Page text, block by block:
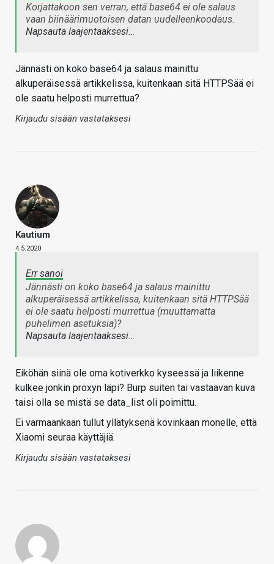
Korjattakoon sen verran, että base64 ei ole salaus
vaan biinäärimuotoisen datan uudelleenkoodaus.
Napsauta laajentaaksesi…
Jännästi on koko base64 ja salaus mainittu
alkuperäisessä artikkelissa, kuitenkaan sitä HTTPSää ei
ole saatu helposti murrettua?
Kirjaudu sisään vastataksesi
Kautium
4.5.2020
Err sanoi
Jännästi on koko base64 ja salaus mainittu
alkuperäisessä artikkelissa, kuitenkaan sitä HTTPSää
ei ole saatu helposti murrettua (muuttamatta
puhelimen asetuksia)?
Napsauta laajentaaksesi…
Eiköhän siinä ole oma kotiverkko kyseessä ja liikenne
kulkee jonkin proxyn läpi? Burp suiten tai vastaavan kuva
taisi olla se mistä se data_list oli poimittu.
Ei varmaankaan tullut yllätyksenä kovinkaan monelle, että
Xiaomi seuraa käyttäjiä.
Kirjaudu sisään vastataksesi